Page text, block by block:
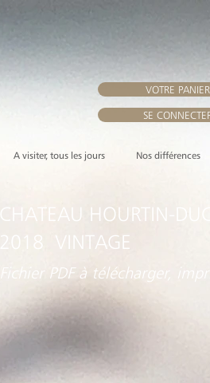
VOTRE PANIER
SE
A visiter, tous les jours Nos différences
CHATEAU HOURTIN-
2018 VINTAGE
Fichier PDF à télécharger,